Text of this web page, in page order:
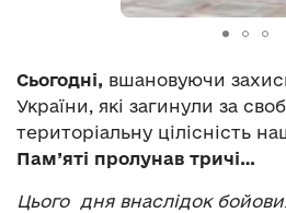
Сьогодні, вшановуючи
України, які загинули за
територіальну цілісність
Пам’яті пролунав тричі…
Цього дня внаслідок